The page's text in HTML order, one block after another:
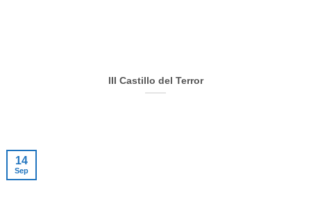
III Castillo del Terror
14
Sep